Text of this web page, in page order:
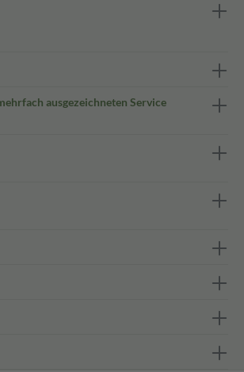
ausgezeichneten Service